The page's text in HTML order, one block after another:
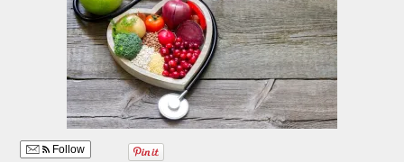
Follow